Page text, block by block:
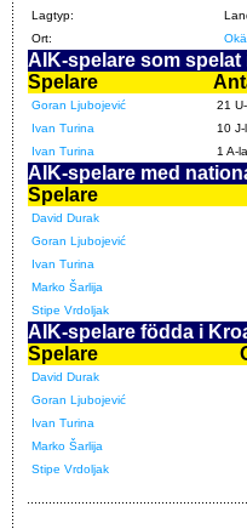
Lagtyp:
Ort:
AIK-spelare som
Spelare
Goran Ljubojević
21
Ivan Turina
10
Ivan Turina
1 A-
AIK-spelare med
Spelare
David Durak
Goran Ljubojević
Ivan Turina
Marko Šarlija
Stipe Vrdoljak
AIK-spelare födda i
Spelare
David Durak
Goran Ljubojević
Ivan Turina
Marko Šarlija
Stipe Vrdoljak